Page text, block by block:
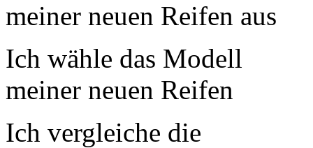
meiner neuen Reifen aus
Ich wähle das Modell
meiner neuen Reifen
Ich vergleiche die